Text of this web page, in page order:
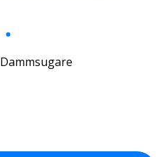
Dammsugare